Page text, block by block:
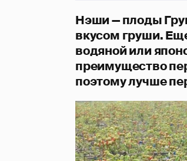
Нэши — плоды
вкусом груши.
водяной или
преимущество
поэтому лучше